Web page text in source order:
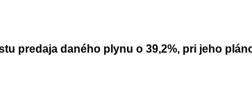
predaja daného plynu o 39,2%, pri jeho